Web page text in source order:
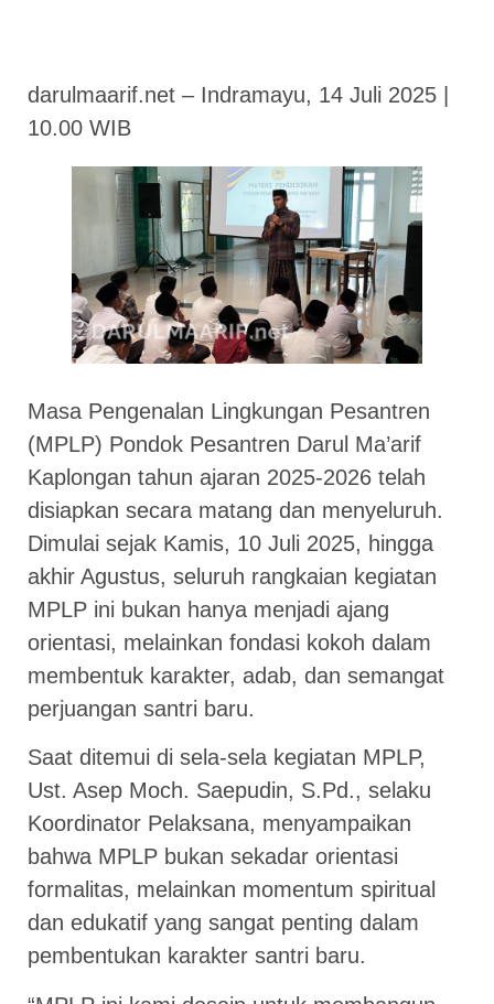
darulmaarif.net – Indramayu, 14 Juli 2025 |
10.00 WIB
Masa Pengenalan Lingkungan Pesantren
(MPLP) Pondok Pesantren Darul Ma’arif
Kaplongan tahun ajaran 2025-2026 telah
disiapkan secara matang dan menyeluruh.
Dimulai sejak Kamis, 10 Juli 2025, hingga
akhir Agustus, seluruh rangkaian kegiatan
MPLP ini bukan hanya menjadi ajang
orientasi, melainkan fondasi kokoh dalam
membentuk karakter, adab, dan semangat
perjuangan santri baru.
Saat ditemui di sela-sela kegiatan MPLP,
Ust. Asep Moch. Saepudin, S.Pd., selaku
Koordinator Pelaksana, menyampaikan
bahwa MPLP bukan sekadar orientasi
formalitas, melainkan momentum spiritual
dan edukatif yang sangat penting dalam
pembentukan karakter santri baru.